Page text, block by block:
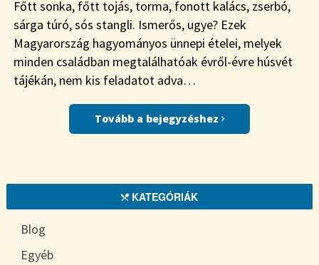
Főtt sonka, főtt tojás, torma, fonott kalács, zserbó,
sárga túró, sós stangli. Ismerős, ugye? Ezek
Magyarország hagyományos ünnepi ételei, melyek
minden családban megtalálhatóak évről-évre húsvét
tájékán, nem kis feladatot adva…
Tovább a bejegyzéshez
KATEGÓRIÁK
Blog
Egyéb